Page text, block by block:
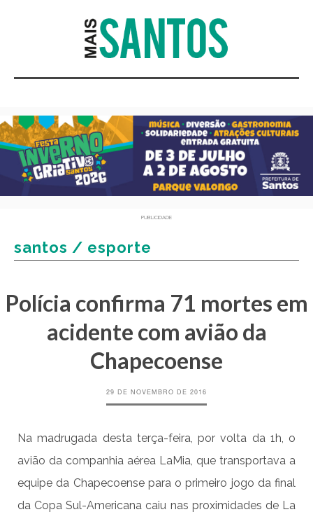
PUBLICIDADE
santos / esporte
Polícia confirma 71 mortes em
acidente com avião da
Chapecoense
29 DE NOVEMBRO DE 2016
Na madrugada desta terça-feira, por volta da 1h, o
avião da companhia aérea LaMia, que transportava a
equipe da Chapecoense para o primeiro jogo da final
da Copa Sul-Americana caiu nas proximidades de La